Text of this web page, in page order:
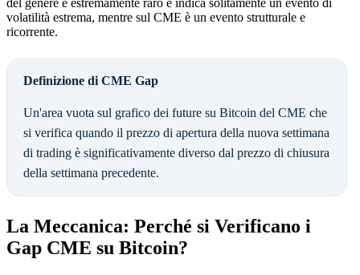
volatilità estrema, mentre sul CME è un evento strutturale e
ricorrente.
Definizione di CME Gap
Un'area vuota sul grafico dei future su Bitcoin del CME che
si verifica quando il prezzo di apertura della nuova settimana
di trading è significativamente diverso dal prezzo di chiusura
della settimana precedente.
La Meccanica: Perché si Verificano i
Gap CME su Bitcoin?